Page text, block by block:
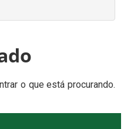
o que está procurando.